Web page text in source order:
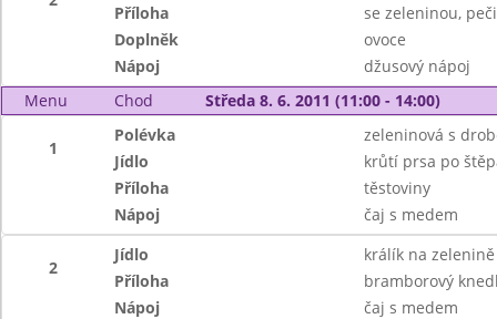
Příloha
se zeleninou,
Doplněk
ovoce
Nápoj
džusový nápoj
Menu
Chod Středa 8. 6. 2011 (11:00 - 14:00)
1
Polévka
zeleninová s
Jídlo
krůtí prsa po
Příloha
těstoviny
Nápoj
čaj s medem
2
Jídlo
králík na zelenině
Příloha
bramborový
Nápoj
čaj s medem